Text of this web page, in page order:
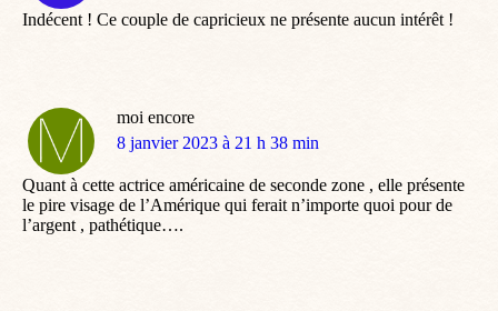
Indécent ! Ce couple de capricieux ne présente aucun intérêt !
moi encore
dit
8 janvier 2023 à 21 h 38 min
Quant à cette actrice américaine de seconde zone , elle présente
le pire visage de l’Amérique qui ferait n’importe quoi pour de
l’argent , pathétique….